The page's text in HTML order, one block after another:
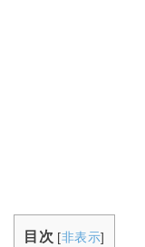
目次 [非表示]